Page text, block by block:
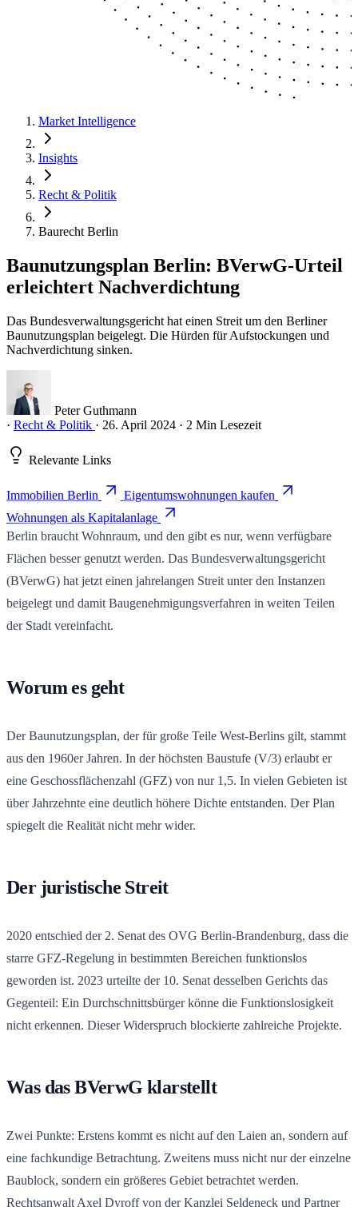
Market Intelligence
Insights
Recht & Politik
Baurecht Berlin
Baunutzungsplan Berlin: BVerwG-Urteil
erleichtert Nachverdichtung
Das Bundesverwaltungsgericht hat einen Streit um den Berliner
Baunutzungsplan beigelegt. Die Hürden für Aufstockungen und
Nachverdichtung sinken.
Peter Guthmann
· Recht & Politik · 26. April 2024 · 2 Min Lesezeit
Relevante Links
Immobilien Berlin
Eigentumswohnungen kaufen
Wohnungen als Kapitalanlage
Berlin braucht Wohnraum, und den gibt es nur, wenn verfügbare
Flächen besser genutzt werden. Das Bundesverwaltungsgericht
(BVerwG) hat jetzt einen jahrelangen Streit unter den Instanzen
beigelegt und damit Baugenehmigungsverfahren in weiten Teilen
der Stadt vereinfacht.
Worum es geht
Der Baunutzungsplan, der für große Teile West-Berlins gilt, stammt
aus den 1960er Jahren. In der höchsten Baustufe (V/3) erlaubt er
eine Geschossflächenzahl (GFZ) von nur 1,5. In vielen Gebieten ist
über Jahrzehnte eine deutlich höhere Dichte entstanden. Der Plan
spiegelt die Realität nicht mehr wider.
Der juristische Streit
2020 entschied der 2. Senat des OVG Berlin-Brandenburg, dass die
starre GFZ-Regelung in bestimmten Bereichen funktionslos
geworden ist. 2023 urteilte der 10. Senat desselben Gerichts das
Gegenteil: Ein Durchschnittsbürger könne die Funktionslosigkeit
nicht erkennen. Dieser Widerspruch blockierte zahlreiche Projekte.
Was das BVerwG klarstellt
Zwei Punkte: Erstens kommt es nicht auf den Laien an, sondern auf
eine fachkundige Betrachtung. Zweitens muss nicht nur der einzelne
Baublock, sondern ein größeres Gebiet betrachtet werden.
Rechtsanwalt Axel Dyroff von der Kanzlei Seldeneck und Partner